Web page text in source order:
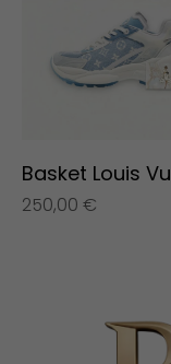
Basket Louis
250,00 €